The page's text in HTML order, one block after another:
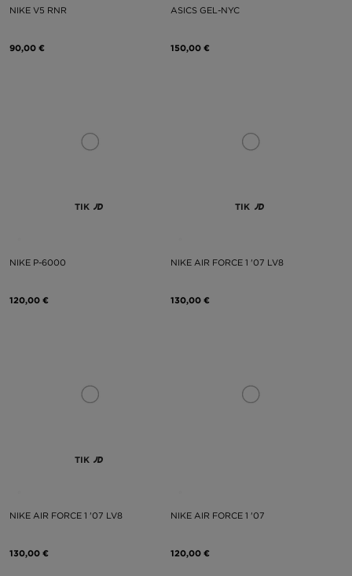
NIKE V5 RNR
90,00 €
ASICS GEL-NYC
150,00 €
TIK
NIKE P-6000
120,00 €
TIK
NIKE AIR FORCE 1 '07 LV8
130,00 €
TIK
NIKE AIR FORCE 1 '07 LV8
130,00 €
NIKE AIR FORCE 1 '07
120,00 €